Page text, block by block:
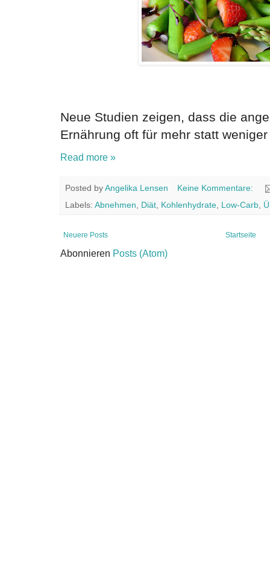
Neue Studien zeigen, dass die
Ernährung oft für mehr statt
Read more »
Posted byAngelika Lensen
Keine Kommentare:
Labels: Abnehmen Diät Kohlenhydrate Low-Carb
Neuere Posts Startseite
Abonnieren Posts (Atom)